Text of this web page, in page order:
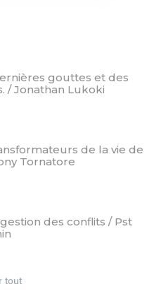
gouttes et des
/ Jonathan Lukoki
de la vie de
Tornatore
des conflits / Pst
tout